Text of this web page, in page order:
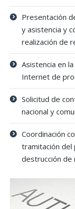
Presentación
y asistencia y
realización de
Asistencia en
Internet de
Solicitud de
nacional y
Coordinación
tramitación del
destrucción de